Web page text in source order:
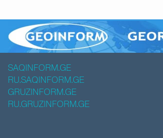
SAQINFORM.GE
RU.SAQINFORM.GE
GRUZINFORM.GE
RU.GRUZINFORM.GE